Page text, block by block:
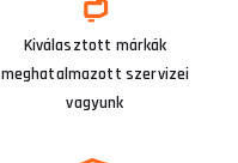
Kiválasztott márkák
meghatalmazott szervizei
vagyunk